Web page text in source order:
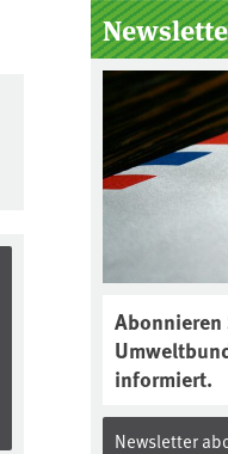
Abonnieren
informiert.
Newsletter